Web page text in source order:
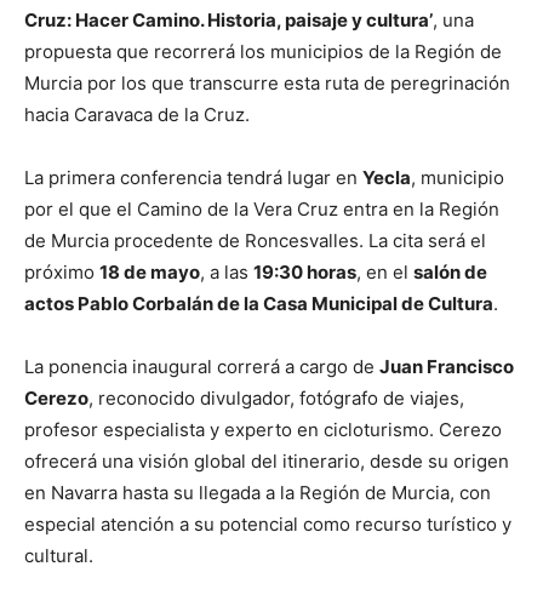
Cruz: Hacer Camino. Historia, paisaje y cultura’, una
propuesta que recorrerá los municipios de la Región de
Murcia por los que transcurre esta ruta de peregrinación
hacia Caravaca de la Cruz.
La primera conferencia tendrá lugar en Yecla, municipio
por el que el Camino de la Vera Cruz entra en la Región
de Murcia procedente de Roncesvalles. La cita será el
próximo 18 de mayo, a las 19:30 horas, en el salón de
actos Pablo Corbalán de la Casa Municipal de Cultura.
La ponencia inaugural correrá a cargo de Juan Francisco
Cerezo, reconocido divulgador, fotógrafo de viajes,
profesor especialista y experto en cicloturismo. Cerezo
ofrecerá una visión global del itinerario, desde su origen
en Navarra hasta su llegada a la Región de Murcia, con
especial atención a su potencial como recurso turístico y
cultural.